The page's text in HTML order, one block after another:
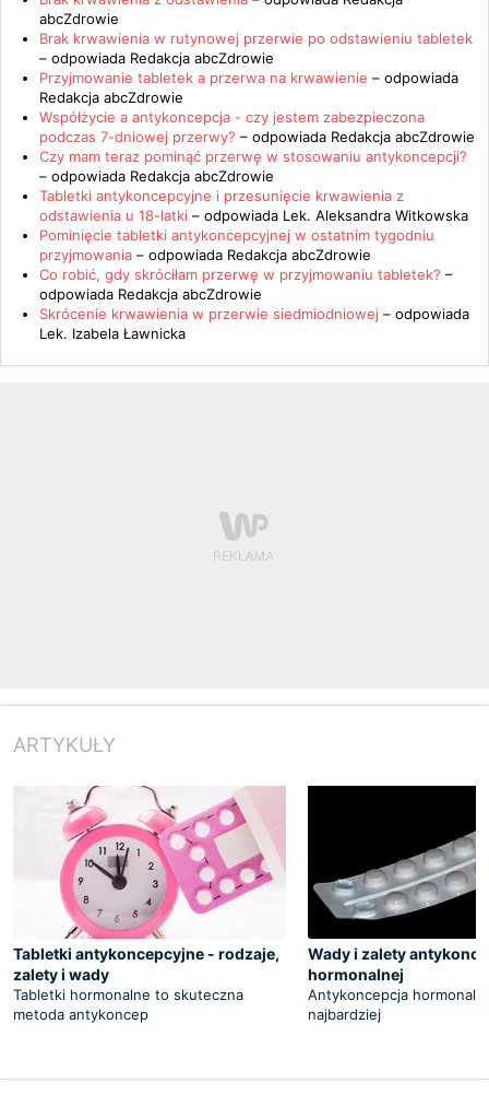
abcZdrowie
Brak krwawienia w rutynowej przerwie po odstawieniu tabletek
– odpowiada Redakcja abcZdrowie
Przyjmowanie tabletek a przerwa na krwawienie – odpowiada
Redakcja abcZdrowie
Współżycie a antykoncepcja - czy jestem zabezpieczona
podczas 7-dniowej przerwy? – odpowiada Redakcja abcZdrowie
Czy mam teraz pominąć przerwę w stosowaniu antykoncepcji?
– odpowiada Redakcja abcZdrowie
Tabletki antykoncepcyjne i przesunięcie krwawienia z
odstawienia u 18-latki – odpowiada Lek. Aleksandra Witkowska
Pominięcie tabletki antykoncepcyjnej w ostatnim tygodniu
przyjmowania – odpowiada Redakcja abcZdrowie
Co robić, gdy skróciłam przerwę w przyjmowaniu tabletek? –
odpowiada Redakcja abcZdrowie
Skrócenie krwawienia w przerwie siedmiodniowej – odpowiada
Lek. Izabela Ławnicka
ARTYKUŁY
Tabletki antykoncepcyjne - rodzaje,
zalety i wady
Tabletki hormonalne to skuteczna
metoda antykoncep
Wady i zalety
hormonalnej
Antykoncepcja
najbardziej